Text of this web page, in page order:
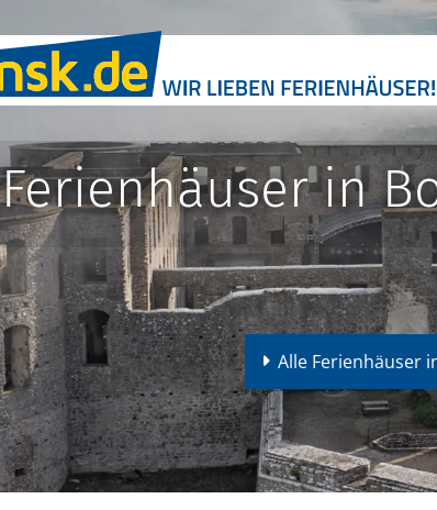
Ferienhäuser in
Alle Ferienhäuser